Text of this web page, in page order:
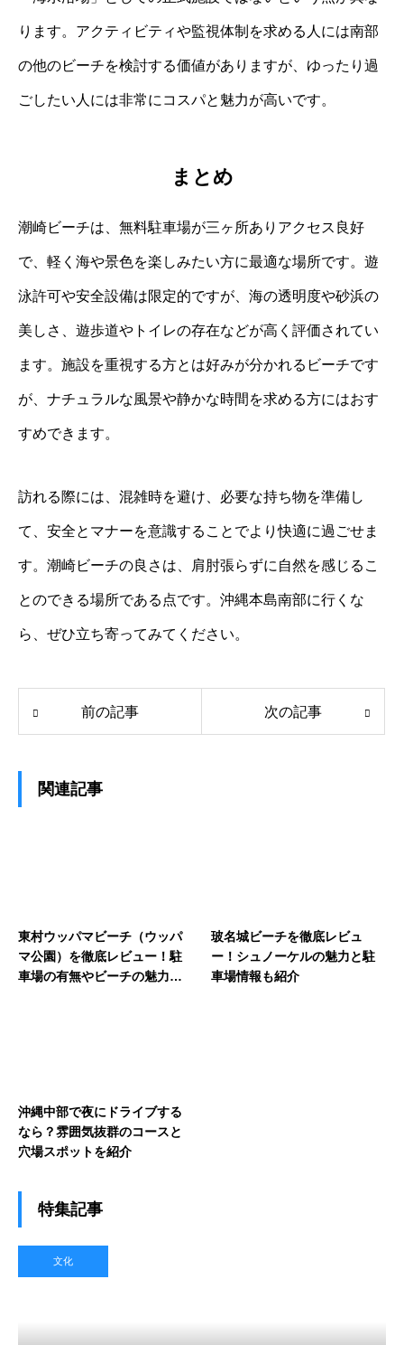
ります。アクティビティや監視体制を求める人には南部
の他のビーチを検討する価値がありますが、ゆったり過
ごしたい人には非常にコスパと魅力が高いです。
まとめ
潮崎ビーチは、無料駐車場が三ヶ所ありアクセス良好
で、軽く海や景色を楽しみたい方に最適な場所です。遊
泳許可や安全設備は限定的ですが、海の透明度や砂浜の
美しさ、遊歩道やトイレの存在などが高く評価されてい
ます。施設を重視する方とは好みが分かれるビーチです
が、ナチュラルな風景や静かな時間を求める方にはおす
すめできます。
訪れる際には、混雑時を避け、必要な持ち物を準備し
て、安全とマナーを意識することでより快適に過ごせま
す。潮崎ビーチの良さは、肩肘張らずに自然を感じるこ
とのできる場所である点です。沖縄本島南部に行くな
ら、ぜひ立ち寄ってみてください。
前の記事 次の記事
関連記事
東村ウッパマビーチ（ウッパ
マ公園）を徹底レビュー！駐
車場の有無やビーチの魅力を
玻名城ビーチを徹底レビュ
ー！シュノーケルの魅力と駐
車場情報も紹介
沖縄中部で夜にドライブする
なら？雰囲気抜群のコースと
穴場スポットを紹介
特集記事
文化